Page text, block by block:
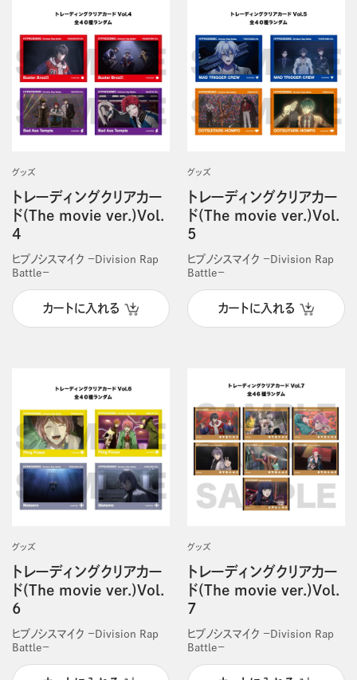
グッズ
トレーディングクリアカー
ド(The movie ver.)Vol.
4
ヒプノシスマイク －Division Rap
Battle－
カートに入れる
グッズ
トレーディングクリアカー
ド(The movie ver.)Vol.
5
ヒプノシスマイク －Division Rap
Battle－
カートに入れる
グッズ
トレーディングクリアカー
ド(The movie ver.)Vol.
6
ヒプノシスマイク －Division Rap
Battle－
グッズ
トレーディングクリアカー
ド(The movie ver.)Vol.
7
ヒプノシスマイク －Division Rap
Battle－